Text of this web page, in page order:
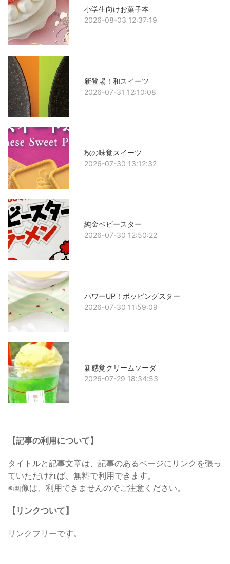
小学生向けお菓子本
2026-08-03 12:37:19
新登場！和スイーツ
2026-07-31 12:10:08
秋の味覚スイーツ
2026-07-30 13:12:32
純金ベビースター
2026-07-30 12:50:22
パワーUP！ポッピングスター
2026-07-30 11:59:09
新感覚クリームソーダ
2026-07-29 18:34:53
【記事の利用について】
タイトルと記事文章は、記事のあるページにリンクを張っ
ていただければ、無料で利用できます。
※画像は、利用できませんのでご注意ください。
【リンクついて】
リンクフリーです。